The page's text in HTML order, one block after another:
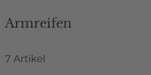
Armreifen
7 Artikel